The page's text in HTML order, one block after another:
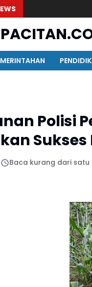
Polisi
Baca kurang dari satu